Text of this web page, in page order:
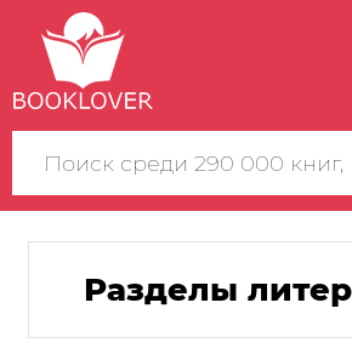
Поиск
по
сайту
Разделы